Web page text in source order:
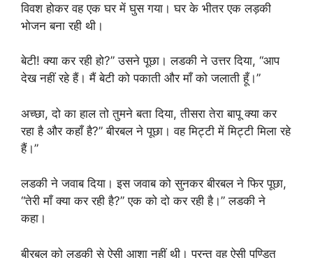
विवश होकर वह एक घर में घुस गया। घर के भीतर एक लड़की
भोजन बना रही थी।
बेटी! क्या कर रही हो?” उसने पूछा। लडकी ने उत्तर दिया, “आप
देख नहीं रहे हैं। मैं बेटी को पकाती और माँ को जलाती हूँ।”
अच्छा, दो का हाल तो तुमने बता दिया, तीसरा तेरा बापू क्या कर
रहा है और कहाँ है?” बीरबल ने पूछा। वह मिट्टी में मिट्टी मिला रहे
हैं।”
लडकी ने जवाब दिया। इस जवाब को सुनकर बीरबल ने फिर पूछा,
“तेरी माँ क्या कर रही है?” एक को दो कर रही है।” लडकी ने
कहा।
बीरबल को लडकी से ऐसी आशा नहीं थी। परन्तु वह ऐसी पण्डित